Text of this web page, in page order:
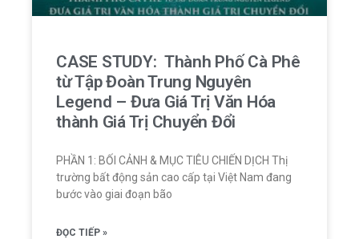
CASE STUDY: Thành Phố Cà Phê
từ Tập Đoàn Trung Nguyên
Legend – Đưa Giá Trị Văn Hóa
thành Giá Trị Chuyển Đổi
PHẦN 1: BỐI CẢNH & MỤC TIÊU CHIẾN DỊCH Thị
trường bất động sản cao cấp tại Việt Nam đang
bước vào giai đoạn bão
ĐỌC TIẾP »